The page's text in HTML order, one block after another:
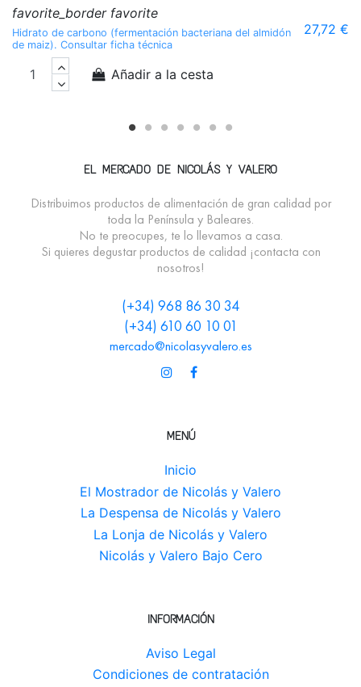
favorite_border favorite
27,72 €
Hidrato de carbono (fermentación bacteriana del almidón
de maiz). Consultar ficha técnica
Añadir a la cesta
EL MERCADO DE NICOLÁS Y VALERO
Distribuimos productos de alimentación de gran calidad por
toda la Península y Baleares.
No te preocupes, te lo llevamos a casa.
Si quieres degustar productos de calidad ¡contacta con
nosotros!
(+34) 968 86 30 34
(+34) 610 60 10 01
mercado@nicolasyvalero.es
MENÚ
Inicio
El Mostrador de Nicolás y Valero
La Despensa de Nicolás y Valero
La Lonja de Nicolás y Valero
Nicolás y Valero Bajo Cero
INFORMACIÓN
Aviso Legal
Condiciones de contratación